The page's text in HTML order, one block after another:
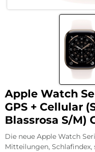
Apple Watch
GPS + Cellular
Blassrosa S/M)
Die neue Apple Watch
Mitteilungen, Schlafindex,